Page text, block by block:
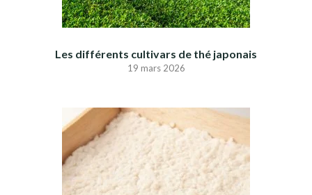
Les différents cultivars de thé japonais
19 mars 2026